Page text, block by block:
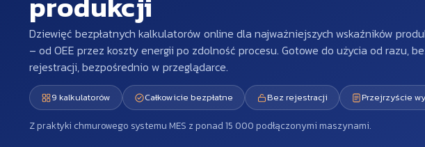
Dziewięć bezpłatnych kalkulatorów online dla najważniejszych wskaźników
– od OEE przez koszty energii po zdolność procesu. Gotowe do użycia od razu,
rejestracji, bezpośrednio w przeglądarce.
9 kalkulatorów Całkowicie bezpłatne Bez rejestracji Przejrzyście
Z praktyki chmurowego systemu MES z ponad 15 000 podłączonymi maszynami.